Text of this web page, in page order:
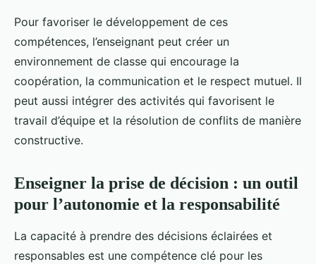
Pour favoriser le développement de ces
compétences, l’enseignant peut créer un
environnement de classe qui encourage la
coopération, la communication et le respect mutuel. Il
peut aussi intégrer des activités qui favorisent le
travail d’équipe et la résolution de conflits de manière
constructive.
Enseigner la prise de décision : un outil
pour l’autonomie et la responsabilité
La capacité à prendre des décisions éclairées et
responsables est une compétence clé pour les